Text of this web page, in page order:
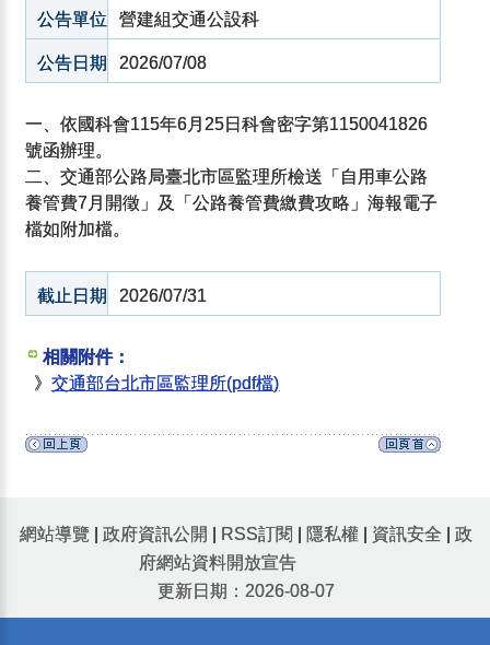
公告單位 營建組交通公設科
公告日期 2026/07/08
一、依國科會115年6月25日科會密字第1150041826
號函辦理。
二、交通部公路局臺北市區監理所檢送「自用車公路
養管費7月開徵」及「公路養管費繳費攻略」海報電子
檔如附加檔。
截止日期 2026/07/31
相關附件：
》交通部台北市區監理所(pdf檔)
網站導覽 政府資訊公開 RSS訂閱 隱私權 資訊安全
政
府網站資料開放宣告
更新日期：2026-08-07